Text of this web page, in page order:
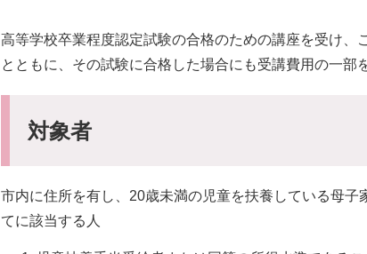
高等学校卒業程度認定試験の合格のための講座を受け、
とともに、その試験に合格した場合にも受講費用の一部
対象者
市内に住所を有し、20歳未満の児童を扶養している母
てに該当する人